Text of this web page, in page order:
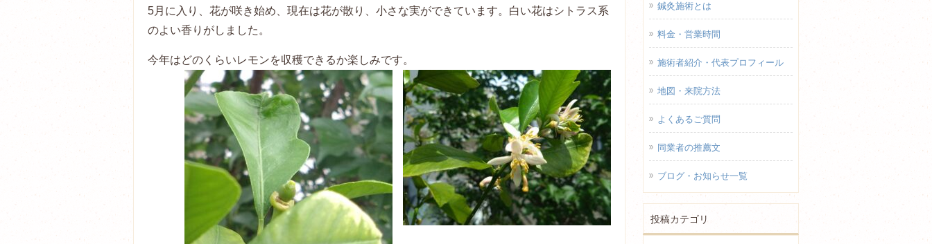
5月に入り、花が咲き始め、現在は花が散り、小さな実ができています。白い花はシトラス系
のよい香りがしました。
今年はどのくらいレモンを収穫できるか楽しみです。
鍼灸施術とは
料金・営業時間
施術者紹介・代表プロフィール
地図・来院方法
よくあるご質問
同業者の推薦文
ブログ・お知らせ一覧
投稿カテゴリ